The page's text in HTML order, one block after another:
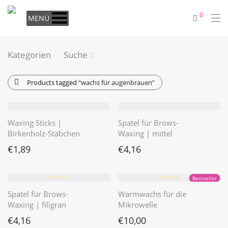
MENÜ 0
Kategorien Suche
Products tagged “wachs für augenbrauen”
Waxing Sticks |
Birkenholz-Stäbchen
€1,89
Spatel für Brows-
Waxing | mittel
€4,16
⭐️⭐️⭐️⭐️⭐️
Spatel für Brows-
Waxing | filigran
€4,16
Bestseller
⭐️⭐️⭐️⭐️⭐️
Warmwachs für die
Mikrowelle
€10,00